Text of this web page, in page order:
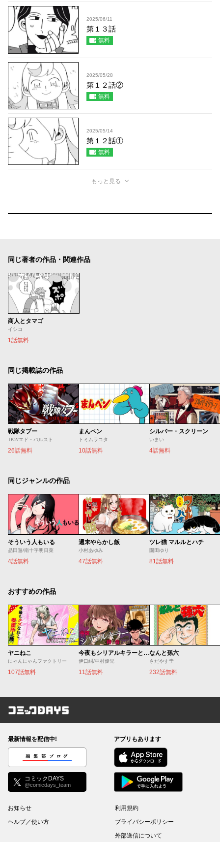
2025/06/11
第１３話
無料
2025/05/28
第１２話②
無料
2025/05/14
第１２話①
無料
もっと見る
同じ著者の作品・関連作品
商人とタマゴ
イシコ
1話無料
同じ掲載誌の作品
戦隊タブー
TK2/エド・バルスト
26話無料
まんペン
トミムラコタ
10話無料
シルバー・スクリーン
いまい
4話無料
同じジャンルの作品
そういう人もいる
品田遊/南十字明日菜
4話無料
週末やらかし飯
小村あゆみ
47話無料
ツレ猫 マルルとハチ
園田ゆり
81話無料
おすすめの作品
ヤニねこ
にゃんにゃんファクトリー
107話無料
今夜もシリアルキラーと待ち合わせ
伊口紺/中村優児
11話無料
なんと孫六
さだやす圭
232話無料
コミックDAYS
最新情報を配信中!
編集部ブログ
コミックDAYS
@comicdays_team
アプリもあります
お知らせ
ヘルプ／使い方
利用規約
プライバシーポリシー
外部送信について